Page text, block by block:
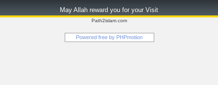
May Allah reward you for your Visit
Path2islam.com
Powered free by PHPmotion